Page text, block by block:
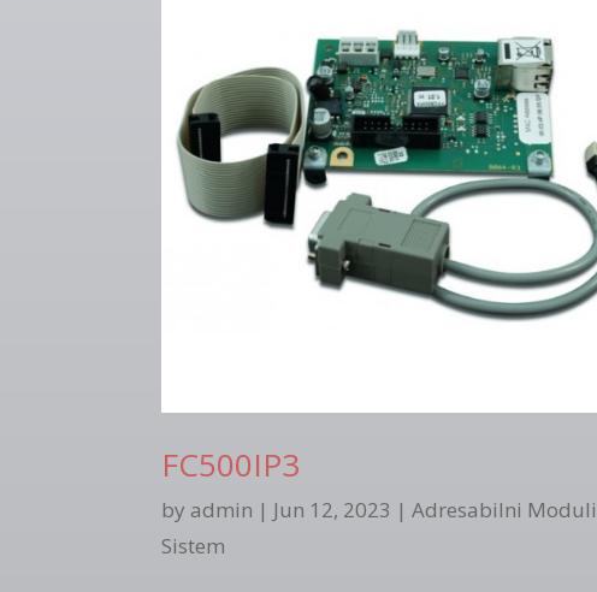
FC500IP3
byadmin | Jun 12, 2023 |Adresabilni Moduli
Sistem